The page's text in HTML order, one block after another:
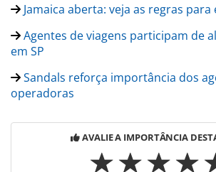
Jamaica aberta: veja as regras
Agentes de viagens participam de
em SP
Sandals reforça importância dos
operadoras
AVALIE A IMPORTÂNCIA